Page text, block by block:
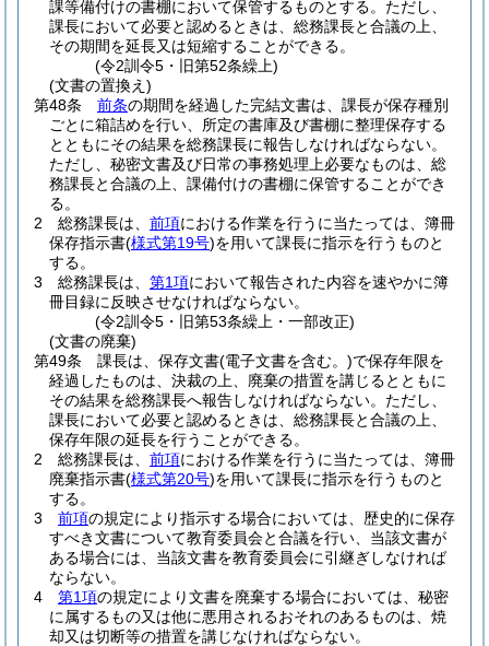
課等備付けの書棚において保管するものとする。 ただし、
課長において必要と認めるときは、総務課長と合議の上、
その期間を延長又は短縮することができる。
(令2訓令5・旧第52条繰上)
(文書の置換え)
第48条
前条の期間を経過した完結文書は、課長が保存種別
ごとに箱詰めを行い、所定の書庫及び書棚に整理保存する
とともにその結果を総務課長に報告しなければならない。
ただし、秘密文書及び日常の事務処理上必要なものは、総
務課長と合議の上、課備付けの書棚に保管することができ
る。
2
総務課長は、 前項における作業を行うに当たっては、簿冊
保存指示書(様式第19号)を用いて課長に指示を行うものと
する。
3
総務課長は、 第1項において報告された内容を速やかに簿
冊目録に反映させなければならない。
(令2訓令5・旧第53条繰上・一部改正)
(文書の廃棄)
第49条
課長は、保存文書(電子文書を含む。)で保存年限を
経過したものは、決裁の上、廃棄の措置を講じるとともに
その結果を総務課長へ報告しなければならない。 ただし、
課長において必要と認めるときは、総務課長と合議の上、
保存年限の延長を行うことができる。
2
総務課長は、 前項における作業を行うに当たっては、簿冊
廃棄指示書(様式第20号)を用いて課長に指示を行うものと
する。
3
前項の規定により指示する場合においては、歴史的に保存
すべき文書について教育委員会と合議を行い、当該文書が
ある場合には、当該文書を教育委員会に引継ぎしなければ
ならない。
4
第1項の規定により文書を廃棄する場合においては、秘密
に属するもの又は他に悪用されるおそれのあるものは、焼
却又は切断等の措置を講じなければならない。